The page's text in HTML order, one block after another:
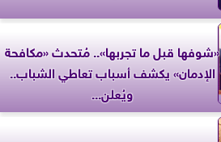
«شوفها قبل ما تجربها».. مُتحدث «مكافحة
الإدمان» يكشف أسباب تعاطي الشباب..
ويُعلن...